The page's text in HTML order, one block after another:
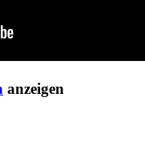
anzeigen